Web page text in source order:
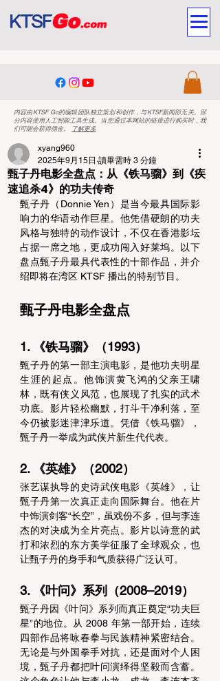
内容由KTSF Go的编辑团队独立策划和创作，与KTSF新闻部无关。部
分内容使用人工智能工具生成。当您通过本网站的链接进行购买时，我
们可能会获得佣金。
了解更多
甄子丹电影全盘点：从《铁马骝》到《疾
速追杀4》的功夫传奇
xyang960
2025年9月15日 讀畢需時 3 分鐘
甄子丹（Donnie Yen）是当今最具国际影
响力的华语动作巨星。他凭借硬朗的功夫
风格与独特的动作设计，不仅在香港影坛
占据一席之地，更成功闯入好莱坞。以下
盘点甄子丹最具代表性的十部作品，并介
绍即将在湾区 KTSF 播出的特别节目。
甄子丹电影全盘点
1. 《铁马骝》（1993）
甄子丹的第一部主演电影，是他功夫明星
生涯的起点。他饰演黄飞鸿的父亲王啸
林，既有侠义风范，也展现了扎实的武术
功底。影片轻松幽默，打斗干净利落，至
今仍被影迷津津乐道。凭借《铁马骝》，
甄子丹一举成为武侠片新生代代表。
2. 《英雄》（2002）
张艺谋执导的史诗武侠电影《英雄》，让
甄子丹第一次真正走向国际舞台。他在片
中饰演剑客“长空”，虽戏份不多，但与李连
杰的对决成为全片亮点。影片以诗意的武
打和浓烈的东方美学征服了全球观众，也
让甄子丹的身手和气质获得广泛认可。
3. 《叶问》系列（2008–2019）
甄子丹因《叶问》系列而真正奠定“功夫巨
星”的地位。从 2008 年第一部开始，连续
四部作品将咏春拳与民族精神紧密结合。
无论是与外国拳手对抗，还是面对个人困
境，甄子丹都把叶问演绎得坚毅而含蓄。